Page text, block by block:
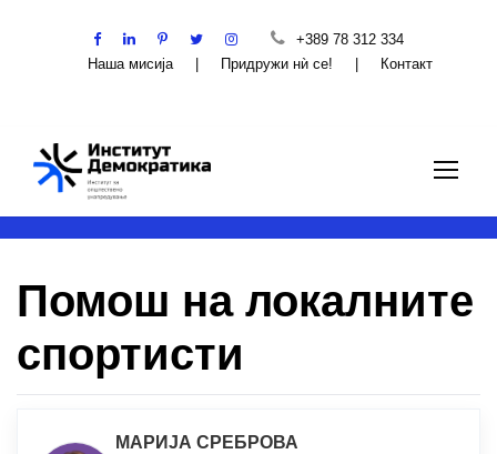
+389 78 312 334
Наша мисија
Придружи нѝ се! Контакт
Помош на локалните
спортисти
МАРИЈА СРЕБРОВА